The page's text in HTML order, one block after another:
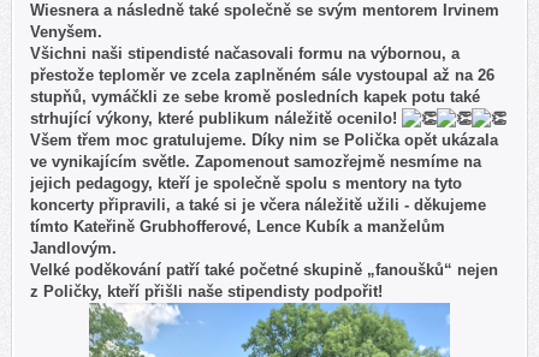
Wiesnera a následně také společně se svým mentorem Irvinem
Venyšem.
Všichni naši stipendisté načasovali formu na výbornou, a
přestože teploměr ve zcela zaplněném sále vystoupal až na 26
stupňů, vymáčkli ze sebe kromě posledních kapek potu také
strhující výkony, které publikum náležitě ocenilo!
Všem třem moc gratulujeme. Díky nim se Polička opět ukázala
ve vynikajícím světle. Zapomenout samozřejmě nesmíme na
jejich pedagogy, kteří je společně spolu s mentory na tyto
koncerty připravili, a také si je včera náležitě užili - děkujeme
tímto Kateřině Grubhofferové, Lence Kubík a manželům
Jandlovým.
Velké poděkování patří také početné skupině „fanoušků“ nejen
z Poličky, kteří přišli naše stipendisty podpořit!